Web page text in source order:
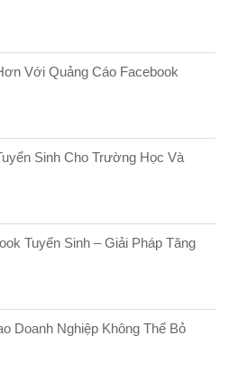
Với Quảng Cáo Facebook
Sinh Cho Trường Học Và
Tuyển Sinh – Giải Pháp Tăng
Doanh Nghiệp Không Thể Bỏ